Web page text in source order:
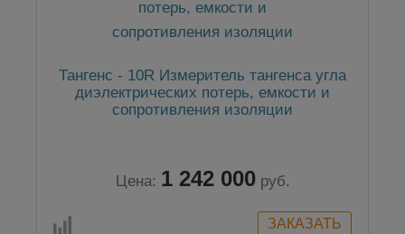
Тангенс - 10R Измеритель тангенса угла
диэлектрических потерь, емкости и
сопротивления изоляции
Цена: 1 242 000 руб.